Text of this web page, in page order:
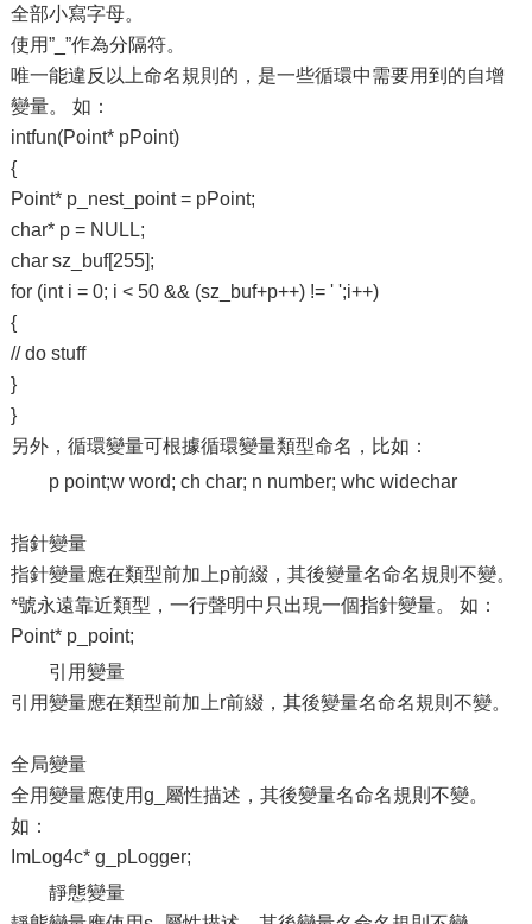
全部小寫字母。
使用”_”作為分隔符。
唯一能違反以上命名規則的，是一些循環中需要用到的自增
變量。 如：
intfun(Point* pPoint)
{
Point* p_nest_point = pPoint;
char* p = NULL;
char sz_buf[255];
for (int i = 0; i < 50 && (sz_buf+p++) != ' ';i++)
{
// do stuff
}
}
另外，循環變量可根據循環變量類型命名，比如：
p point;w word; ch char; n number; whc widechar
指針變量
指針變量應在類型前加上p前綴，其後變量名命名規則不變。
*號永遠靠近類型，一行聲明中只出現一個指針變量。 如：
Point* p_point;
引用變量
引用變量應在類型前加上r前綴，其後變量名命名規則不變。
全局變量
全用變量應使用g_屬性描述，其後變量名命名規則不變。
如：
ImLog4c* g_pLogger;
靜態變量